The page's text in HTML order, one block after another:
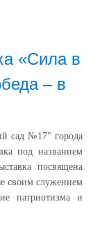
«Сила в
– в
сад №17" города
под названием
посвящена
своим служением
патриотизма и